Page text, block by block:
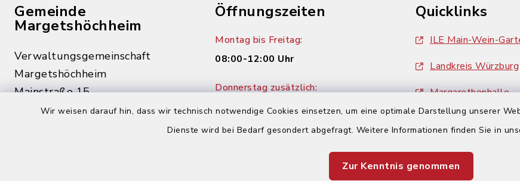
Wir weisen darauf hin, dass wir technisch notwendige Cookies einsetzen, um eine optimale Darstellung unserer
Dienste wird bei Bedarf gesondert abgefragt. Weitere Informationen finden Sie in
Zur Kenntnis genommen
Gemeinde
Margetshöchheim
Verwaltungsgemeinschaft
Margetshöchheim
Mainstraße 15
97276 Margetshöchheim
Öffnungszeiten
Montag bis Freitag:
08:00-12:00 Uhr
Donnerstag zusätzlich:
14:00-18:00 Uhr
Quicklinks
ILE Main-Wein-
Landkreis Würzburg
Margarethenhalle
ZweiUferLand